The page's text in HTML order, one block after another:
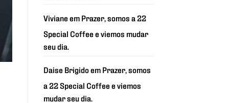
Vivianeem Prazer, somos a 22
Special Coffee e viemos mudar
seu dia.
Daise Brigidoem Prazer, somos
a 22 Special Coffee e viemos
mudar seu dia.